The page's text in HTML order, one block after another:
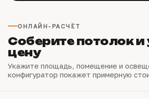
ОНЛАЙН-РАСЧЁТ
Соберите потолок и
цену
Укажите площадь, помещение и
конфигуратор покажет примерную